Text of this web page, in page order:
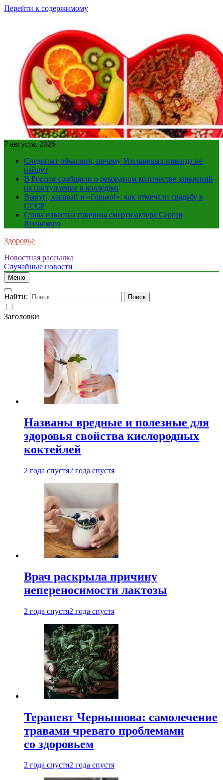
Перейти к содержимому
7 августа, 2026
Следопыт объяснил, почему Усольцевых никогда не
найдут
В России сообщили о рекордном количестве заявлений
на поступление в колледжи
Выкуп, каравай и «Горько!»: как отмечали свадьбу в
СССР
Стала известна причина смерти актера Сергея
Ясинского
Здоровье
Новостная рассылка
Случайные новости
Меню
Найти:
Заголовки
Названы вредные и полезные для
здоровья свойства кислородных
коктейлей
2 года спустя2 года спустя
Врач раскрыла причину
непереносимости лактозы
2 года спустя2 года спустя
Терапевт Чернышова: самолечение
травами чревато проблемами
со здоровьем
2 года спустя2 года спустя